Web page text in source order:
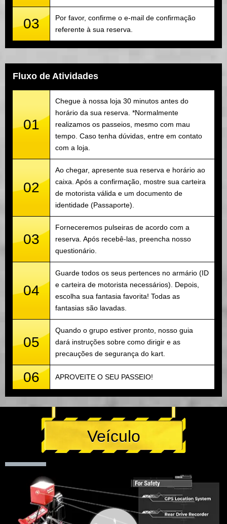
03
Por favor, confirme o e-mail de confirmação
referente à sua reserva.
Fluxo de Atividades
01
Chegue à nossa loja 30 minutos antes do
horário da sua reserva. *Normalmente
realizamos os passeios, mesmo com mau
tempo. Caso tenha dúvidas, entre em contato
com a loja.
02
Ao chegar, apresente sua reserva e horário ao
caixa. Após a confirmação, mostre sua carteira
de motorista válida e um documento de
identidade (Passaporte).
03
Forneceremos pulseiras de acordo com a
reserva. Após recebê-las, preencha nosso
questionário.
04
Guarde todos os seus pertences no armário (ID
e carteira de motorista necessários). Depois,
escolha sua fantasia favorita! Todas as
fantasias são lavadas.
05
Quando o grupo estiver pronto, nosso guia
dará instruções sobre como dirigir e as
precauções de segurança do kart.
06 APROVEITE O SEU PASSEIO!
Veículo